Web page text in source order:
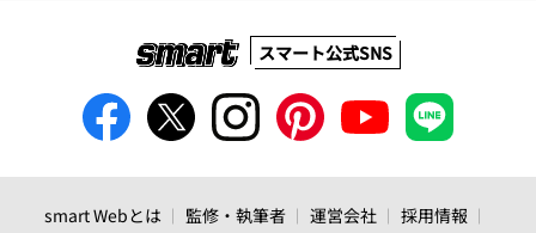
スマート公式SNS
smart Webとは 監修・執筆者 運営会社 採用情報